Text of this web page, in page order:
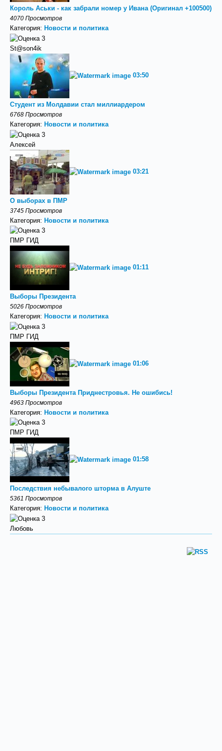
Король Аськи - как забрали номер у Ивана (Оригинал +100500)
4070 Просмотров
Категория: Новости и политика
St@son4ik
03:50
Студент из Молдавии стал миллиардером
6768 Просмотров
Категория: Новости и политика
Алексей
03:21
О выборах в ПМР
3745 Просмотров
Категория: Новости и политика
ПМР ГИД
01:11
Выборы Президента
5026 Просмотров
Категория: Новости и политика
ПМР ГИД
01:06
Выборы Президента Приднестровья. Не ошибись!
4963 Просмотров
Категория: Новости и политика
ПМР ГИД
01:58
Последствия небывалого шторма в Алуште
5361 Просмотров
Категория: Новости и политика
Любовь